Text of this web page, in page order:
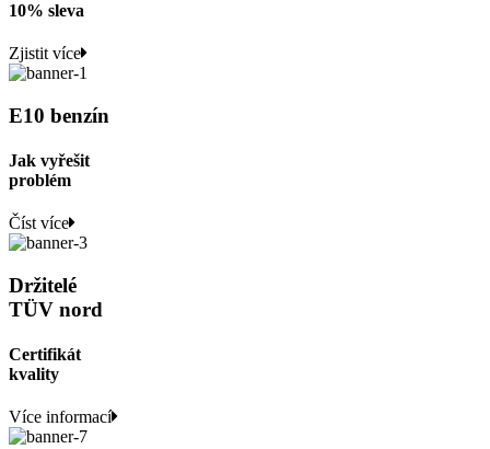
10% sleva
Zjistit více
E10 benzín
Jak vyřešit
problém
Číst více
Držitelé
TÜV nord
Certifikát
kvality
Více informací